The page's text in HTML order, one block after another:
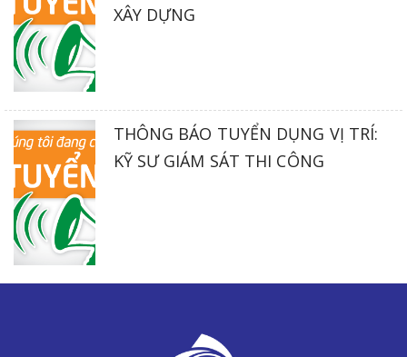
XÂY DỰNG
THÔNG BÁO TUYỂN DỤNG VỊ TRÍ:
KỸ SƯ GIÁM SÁT THI CÔNG